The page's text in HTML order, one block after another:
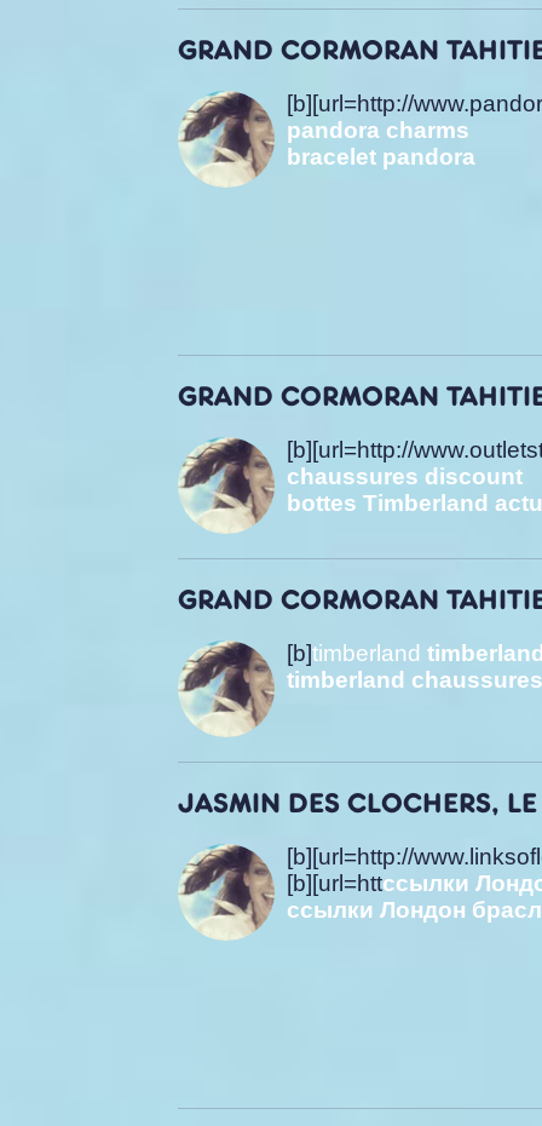
GRAND CORMORAN
[b][url=http://
pandora charms
bracelet pandora
GRAND CORMORAN
[b][url=http://
chaussures discount
bottes Timberland
GRAND CORMORAN
[b]timberland
timberland
JASMIN DES CLOCHERS,
[b][url=http://
[b][url=httссылки
ссылки Лондон